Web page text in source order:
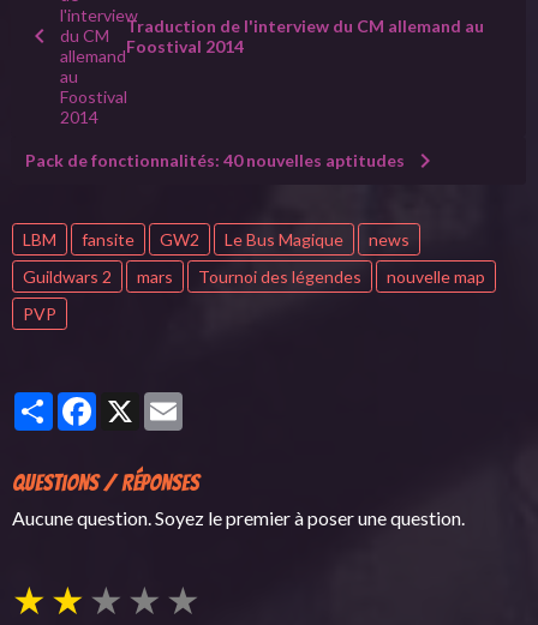
Traduction de l'interview du CM allemand au
Foostival 2014
Pack de fonctionnalités: 40 nouvelles aptitudes
LBM fansite GW2 Le Bus Magique
news
Guildwars 2
mars Tournoi des légendes
nouvelle map
PVP
PartagerFacebook
X
Questions / Réponses
Aucune question. Soyez le premier à poser une question.
★★ ★ ★ ★